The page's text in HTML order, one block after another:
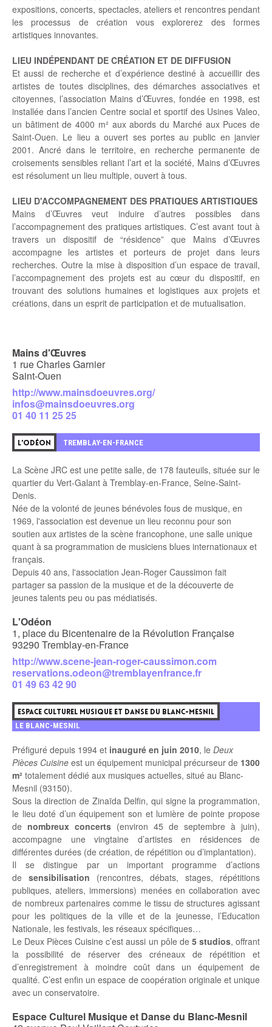
expositions, concerts, spectacles, ateliers et rencontres pendant
les processus de création vous explorerez des formes
artistiques innovantes.
LIEU INDÉPENDANT DE CRÉATION ET DE DIFFUSION
Et aussi de recherche et d’expérience destiné à accueillir des
artistes de toutes disciplines, des démarches associatives et
citoyennes, l’association Mains d’Œuvres, fondée en 1998, est
installée dans l’ancien Centre social et sportif des Usines Valeo,
un bâtiment de 4000 m² aux abords du Marché aux Puces de
Saint-Ouen. Le lieu a ouvert ses portes au public en janvier
2001. Ancré dans le territoire, en recherche permanente de
croisements sensibles reliant l’art et la société, Mains d’Œuvres
est résolument un lieu multiple, ouvert à tous.
LIEU D'ACCOMPAGNEMENT DES PRATIQUES ARTISTIQUES
Mains d’Œuvres veut induire d’autres possibles dans
l’accompagnement des pratiques artistiques. C’est avant tout à
travers un dispositif de “résidence” que Mains d’Œuvres
accompagne les artistes et porteurs de projet dans leurs
recherches. Outre la mise à disposition d’un espace de travail,
l’accompagnement des projets est au cœur du dispositif, en
trouvant des solutions humaines et logistiques aux projets et
créations, dans un esprit de participation et de mutualisation.
Mains d'Œuvres
1 rue Charles Garnier
Saint-Ouen
http://www.mainsdoeuvres.org/
infos@mainsdoeuvres.org
01 40 11 25 25
L'ODÉON TREMBLAY-EN-FRANCE
La Scène JRC est une petite salle, de 178 fauteuils, située sur le
quartier du Vert-Galant à Tremblay-en-France, Seine-Saint-
Denis.
Née de la volonté de jeunes bénévoles fous de musique, en
1969, l'association est devenue un lieu reconnu pour son
soutien aux artistes de la scène francophone, une salle unique
quant à sa programmation de musiciens blues internationaux et
français.
Depuis 40 ans, l'association Jean-Roger Caussimon fait
partager sa passion de la musique et de la découverte de
jeunes talents peu ou pas médiatisés.
L'Odéon
1, place du Bicentenaire de la Révolution Française
93290 Tremblay-en-France
http://www.scene-jean-roger-caussimon.com
reservations.odeon@tremblayenfrance.fr
01 49 63 42 90
ESPACE CULTUREL MUSIQUE ET DANSE DU BLANC-MESNIL
LE BLANC-MESNIL
Préfiguré depuis 1994 et inauguré en juin 2010, le Deux
Pièces Cuisine est un équipement municipal précurseur de 1300
m² totalement dédié aux musiques actuelles, situé au Blanc-
Mesnil (93150).
Sous la direction de Zinaïda Delfin, qui signe la programmation,
le lieu doté d’un équipement son et lumière de pointe propose
de nombreux concerts (environ 45 de septembre à juin),
accompagne une vingtaine d’artistes en résidences de
différentes durées (de création, de répétition ou d’implantation).
Il se distingue par un important programme d’actions
de sensibilisation (rencontres, débats, stages, répétitions
publiques, ateliers, immersions) menées en collaboration avec
de nombreux partenaires comme le tissu de structures agissant
pour les politiques de la ville et de la jeunesse, l’Education
Nationale, les festivals, les réseaux spécifiques…
Le Deux Pièces Cuisine c’est aussi un pôle de 5 studios, offrant
la possibilité de réserver des créneaux de répétition et
d’enregistrement à moindre coût dans un équipement de
qualité. C’est enfin un espace de coopération originale et unique
avec un conservatoire.
Espace Culturel Musique et Danse du Blanc-Mesnil